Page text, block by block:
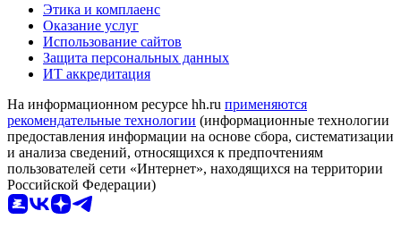
Этика и комплаенс
Оказание услуг
Использование сайтов
Защита персональных данных
ИТ аккредитация
На информационном ресурсе hh.ru применяются
рекомендательные технологии (информационные технологии
предоставления информации на основе сбора, систематизации
и анализа сведений, относящихся к предпочтениям
пользователей сети «Интернет», находящихся на территории
Российской Федерации)